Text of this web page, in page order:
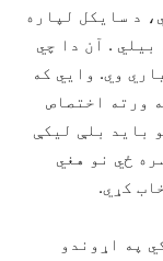
د سايکل لپاره
. آن دا چي
وي. وايي که
ورته اختصاص
بايد بلې ليکې
ځي نو هغي
کړي.
په اړوندو